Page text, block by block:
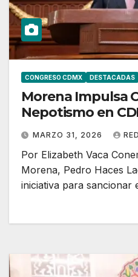
CONGRESO CDMX DESTACADAS
Morena Impulsa
Nepotismo en
MARZO 31, 2026
Por Elizabeth Vaca
Morena, Pedro Haces
iniciativa para sancionar